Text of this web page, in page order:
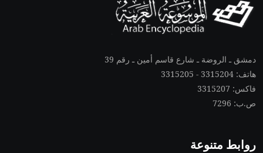
دمشق ـ الروضة ـ شارع قاسم أمين ـ رقم 39
هاتف: 3315204 - 3315205
فاكس: 3315207
ص.ب: 7296
روابط متنوعة